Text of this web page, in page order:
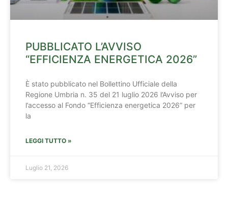
PUBBLICATO L’AVVISO
“EFFICIENZA ENERGETICA 2026”
È stato pubblicato nel Bollettino Ufficiale della
Regione Umbria n. 35 del 21 luglio 2026 l’Avviso per
l’accesso al Fondo “Efficienza energetica 2026” per
la
LEGGI TUTTO »
Luglio 21, 2026